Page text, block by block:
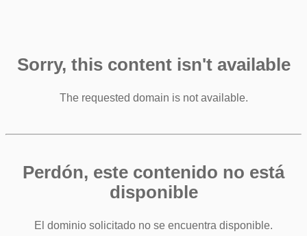
Sorry, this content isn't available
The requested domain is not available.
Perdón, este contenido no está
disponible
El dominio solicitado no se encuentra disponible.